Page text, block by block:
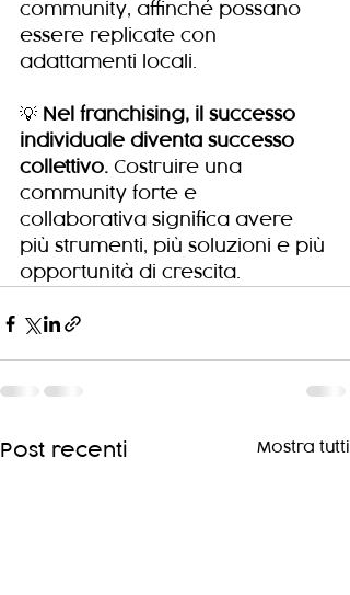
community, affinché possano
essere replicate con
adattamenti locali.
💡 Nel franchising, il successo
individuale diventa successo
collettivo. Costruire una
community forte e
collaborativa significa avere
più strumenti, più soluzioni e più
opportunità di crescita.
Post recenti Mostra tutti